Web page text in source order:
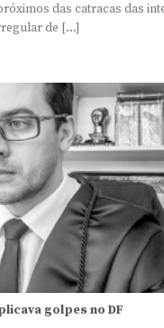
das catracas das
de [...]
golpes no DF